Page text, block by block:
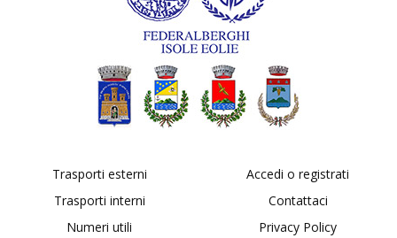
Trasporti esterni
Trasporti interni
Numeri utili
Accedi o registrati
Contattaci
Privacy Policy